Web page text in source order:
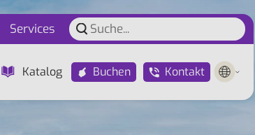
Services
Katalog Buchen Kontakt